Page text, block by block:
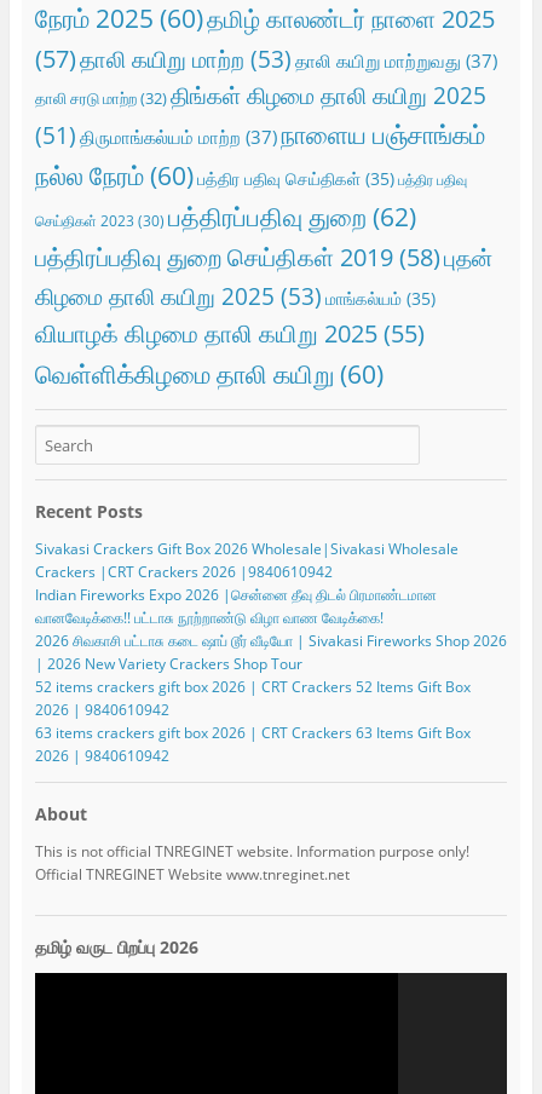
நேரம் 2025 (60)தமிழ் காலண்டர் நாளை 2025
(57)தாலி கயிறு மாற்ற (53) தாலி கயிறு மாற்றுவது (37)
தாலி சரடு மாற்ற(32)திங்கள் கிழமை தாலி கயிறு 2025
(51) திருமாங்கல்யம் மாற்ற (37)நாளைய பஞ்சாங்கம்
நல்ல நேரம்(60)பத்திர பதிவு செய்திகள்(35) பத்திர பதிவு
செய்திகள் 2023 (30) பத்திரப்பதிவு துறை (62)
பத்திரப்பதிவு துறை செய்திகள் 2019(58)புதன்
கிழமை தாலி கயிறு 2025 (53) மாங்கல்யம்(35)
வியாழக் கிழமை தாலி கயிறு 2025(55)
வெள்ளிக்கிழமை தாலி கயிறு (60)
Recent Posts
Sivakasi Crackers Gift Box 2026 Wholesale|Sivakasi Wholesale
Crackers |CRT Crackers 2026 |9840610942
Indian Fireworks Expo 2026 |சென்னை தீவு திடல் பிரமாண்டமான
வானவேடிக்கை!! பட்டாசு நூற்றாண்டு விழா வாண வேடிக்கை!
2026 சிவகாசி பட்டாசு கடை ஷாப் டூர் வீடியோ | Sivakasi Fireworks Shop 2026
| 2026 New Variety Crackers Shop Tour
52 items crackers gift box 2026 | CRT Crackers 52 Items Gift Box
2026 | 9840610942
63 items crackers gift box 2026 | CRT Crackers 63 Items Gift Box
2026 | 9840610942
About
This is not official TNREGINET website. Information purpose only!
Official TNREGINET Website www.tnreginet.net
தமிழ் வருட பிறப்பு 2026